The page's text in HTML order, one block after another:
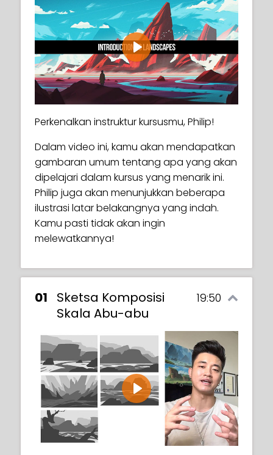
Play
Perkenalkan instruktur kursusmu, Philip!
Dalam video ini, kamu akan mendapatkan
gambaran umum tentang apa yang akan
dipelajari dalam kursus yang menarik ini.
Philip juga akan menunjukkan beberapa
ilustrasi latar belakangnya yang indah.
Kamu pasti tidak akan ingin
melewatkannya!
01
Sketsa Komposisi
Skala Abu-abu
19:50
Play